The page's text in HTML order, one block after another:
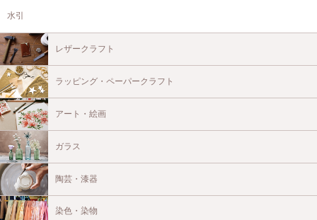
水引
レザークラフト
ラッピング・ペーパークラフト
アート・絵画
ガラス
陶芸・漆器
染色・染物